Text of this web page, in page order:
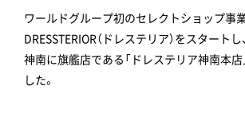
ワールドグループ初のセレクトショップ事
DRESSTERIOR（ドレステリア）をスタート
神南に旗艦店である「ドレステリア神南本店
した。